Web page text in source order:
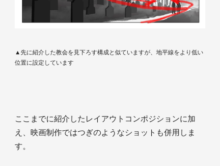
▲先に紹介した教会を見下ろす構成と似ていますが、地平線をより低い
位置に設定しています
ここまでに紹介したレイアウトコンポジションに加
え、映画制作ではつぎのようなショットも併用しま
す。